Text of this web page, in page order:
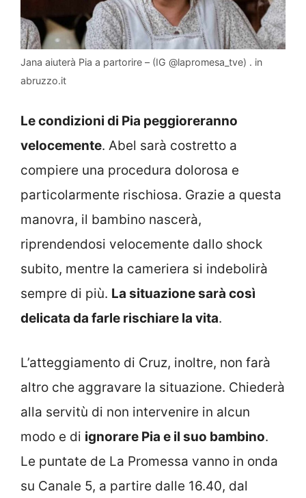
Jana aiuterà Pia a partorire – (IG @lapromesa_tve) . in
abruzzo.it
Le condizioni di Pia peggioreranno
velocemente. Abel sarà costretto a
compiere una procedura dolorosa e
particolarmente rischiosa. Grazie a questa
manovra, il bambino nascerà,
riprendendosi velocemente dallo shock
subito, mentre la cameriera si indebolirà
sempre di più. La situazione sarà così
delicata da farle rischiare la vita.
L’atteggiamento di Cruz, inoltre, non farà
altro che aggravare la situazione. Chiederà
alla servitù di non intervenire in alcun
modo e di ignorare Pia e il suo bambino.
Le puntate de La Promessa vanno in onda
su Canale 5, a partire dalle 16.40, dal